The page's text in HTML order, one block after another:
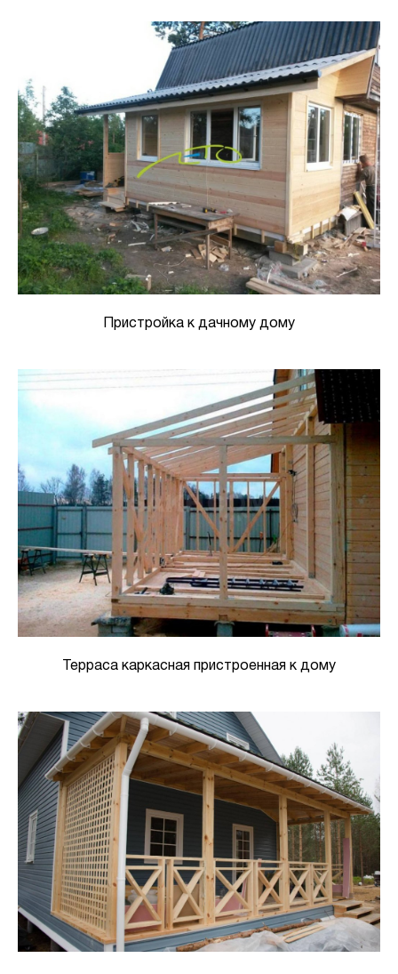
Пристройка к дачному дому
Терраса каркасная пристроенная к дому